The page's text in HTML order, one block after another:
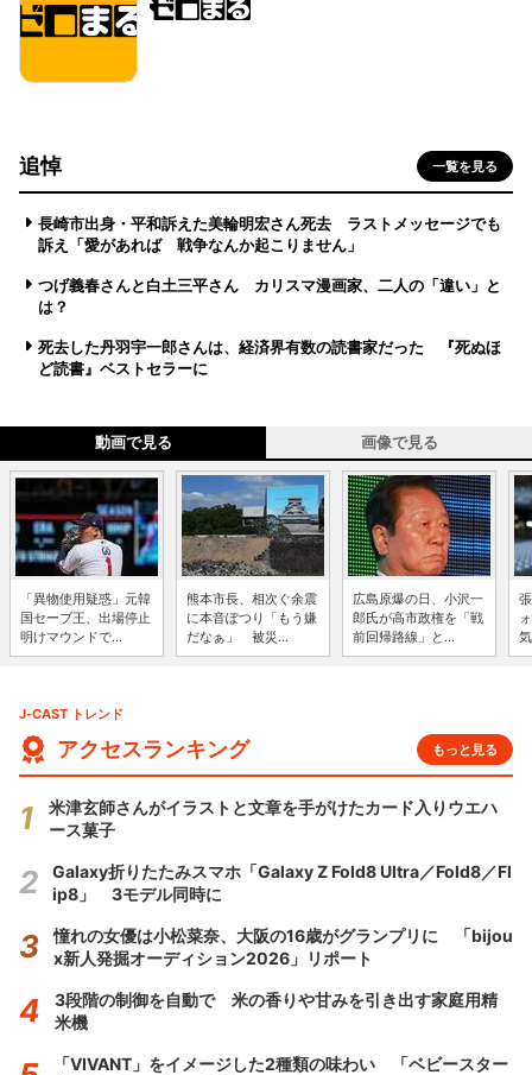
追悼 一覧を見る
長崎市出身・平和訴えた美輪明宏さん死去 ラストメッセージでも
訴え「愛があれば 戦争なんか起こりません」
つげ義春さんと白土三平さん カリスマ漫画家、二人の「違い」と
は？
死去した丹羽宇一郎さんは、経済界有数の読書家だった 『死ぬほ
ど読書』ベストセラーに
動画で見る 画像で見る
「異物使用疑惑」元韓
国セーブ王、出場停止
明けマウンドで...
熊本市長、相次ぐ余震
に本音ぽつり「もう嫌
だなぁ」 被災...
広島原爆の日、小沢一
郎氏が高市政権を「戦
前回帰路線」と...
J-CAST トレンド
アクセスランキング もっと見る
米津玄師さんがイラストと文章を手がけたカード入りウエハ
ース菓子
Galaxy折りたたみスマホ「Galaxy Z Fold8 Ultra／Fold8／Fl
ip8」 3モデル同時に
憧れの女優は小松菜奈、大阪の16歳がグランプリに 「bijou
x新人発掘オーディション2026」リポート
3段階の制御を自動で 米の香りや甘みを引き出す家庭用精
米機
「VIVANT」をイメージした2種類の味わい 「ベビースター